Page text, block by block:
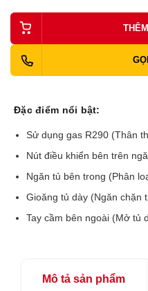
Đặc điểm nổi bật:
Sử dụng gas R290 (Thân
Nút điều khiển bên trên
Ngăn tủ bên trong (Phân
Gioăng tủ dày (Ngăn chặn
Tay cầm bên ngoài (Mở tủ
Mô tả sản phẩm